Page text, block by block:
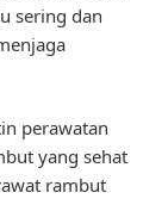
sering dan
perawatan
yang sehat
rambut